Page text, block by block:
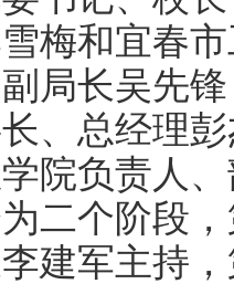
梅和宜春
局长吴先
、总经理
院负责人
二个阶段
建军主持